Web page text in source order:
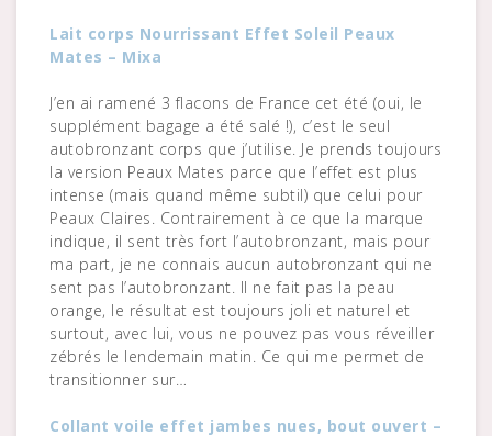
Lait corps Nourrissant Effet Soleil Peaux
Mates – Mixa
J’en ai ramené 3 flacons de France cet été (oui, le
supplément bagage a été salé !), c’est le seul
autobronzant corps que j’utilise. Je prends toujours
la version Peaux Mates parce que l’effet est plus
intense (mais quand même subtil) que celui pour
Peaux Claires. Contrairement à ce que la marque
indique, il sent très fort l’autobronzant, mais pour
ma part, je ne connais aucun autobronzant qui ne
sent pas l’autobronzant. Il ne fait pas la peau
orange, le résultat est toujours joli et naturel et
surtout, avec lui, vous ne pouvez pas vous réveiller
zébrés le lendemain matin. Ce qui me permet de
transitionner sur…
Collant voile effet jambes nues, bout ouvert –